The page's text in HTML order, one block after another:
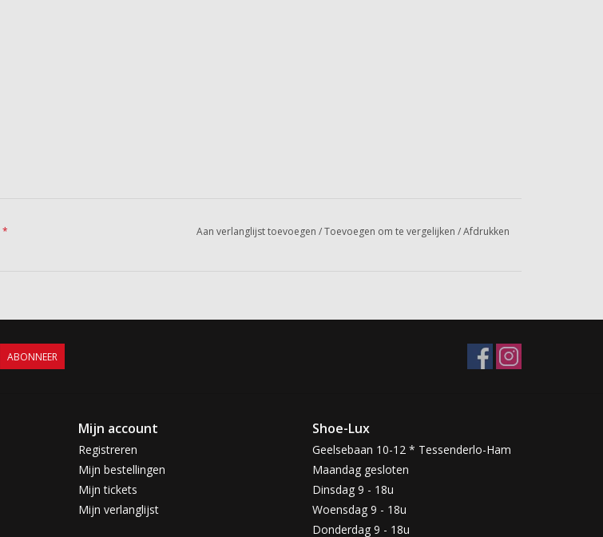
* Aan verlanglijst toevoegen /Toevoegen om te vergelijken /Afdrukken
ABONNEER
Mijn account
Registreren
Mijn bestellingen
Mijn tickets
Mijn verlanglijst
Shoe-Lux
Geelsebaan 10-12 * Tessenderlo-Ham
Maandag gesloten
Dinsdag 9 - 18u
Woensdag 9 - 18u
Donderdag 9 - 18u